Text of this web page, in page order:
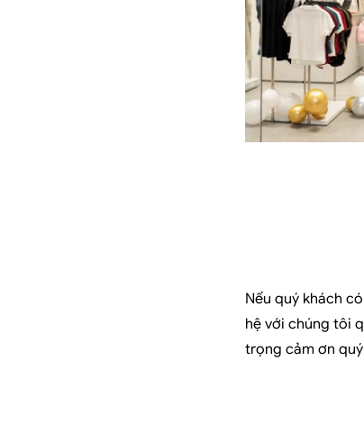
Nếu quý khách
hệ với chúng tôi
trọng cảm ơn